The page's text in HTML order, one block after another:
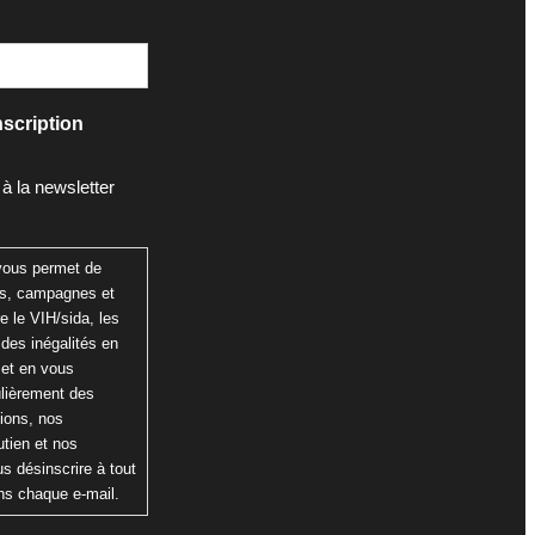
la newsletter
permet de
campagnes et
le VIH/sida, les
inégalités en
en vous
des
nos
et nos
désinscrire à tout
chaque e-mail.